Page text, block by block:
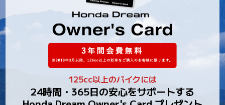
125cc以上のバイクには
24時間・365日の安心をサポートする